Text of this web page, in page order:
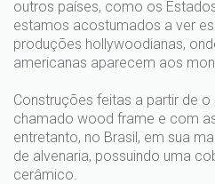
outros países, como os
estamos acostumados a ver
produções hollywoodianas,
americanas aparecem aos
Construções feitas a partir de
chamado wood frame e com
entretanto, no Brasil, em sua
de alvenaria, possuindo uma
cerâmico.